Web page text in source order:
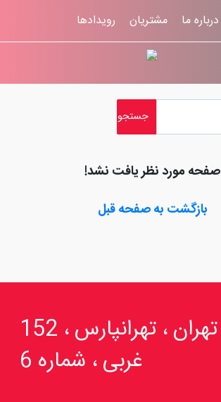
درباره ما مشتریان رویدادها
ثبت شکایات راهنمای سایت
صفحه مورد نظر یافت نشد!
بازگشت به صفحه قبل
تهران ، تهرانپارس ، 152
غربی ، شماره 6